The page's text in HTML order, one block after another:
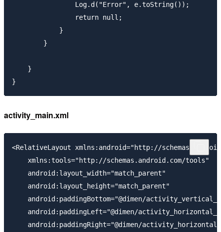
                Log.d("Error", e.toString());
                return null;
            }
        }
    }
activity_main.xml
<RelativeLayout xmlns:android="http://
    xmlns:tools="http://schemas.android.com/tools"
    android:layout_width="match_parent"
    android:layout_height="match_parent"
android:paddingBottom="@dimen/
android:paddingLeft="@dimen/
android:paddingRight="@dimen/